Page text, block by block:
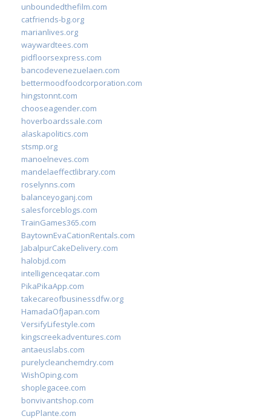
unboundedthefilm.com
catfriends-bg.org
marianlives.org
waywardtees.com
pidfloorsexpress.com
bancodevenezuelaen.com
bettermoodfoodcorporation.com
hingstonnt.com
chooseagender.com
hoverboardssale.com
alaskapolitics.com
stsmp.org
manoelneves.com
mandelaeffectlibrary.com
roselynns.com
balanceyoganj.com
salesforceblogs.com
TrainGames365.com
BaytownEvaCationRentals.com
JabalpurCakeDelivery.com
halobjd.com
intelligenceqatar.com
PikaPikaApp.com
takecareofbusinessdfw.org
HamadaOfJapan.com
VersifyLifestyle.com
kingscreekadventures.com
antaeuslabs.com
purelycleanchemdry.com
WishOping.com
shoplegacee.com
bonvivantshop.com
CupPlante.com